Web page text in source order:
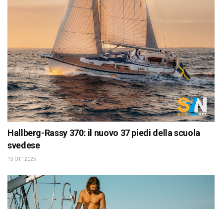
Hallberg-Rassy 370: il nuovo 37 piedi della scuola
svedese
15 OTT 2025